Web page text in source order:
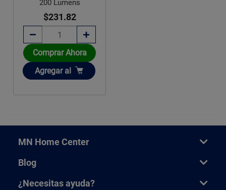
200 Lumens
$231.82
Comprar Ahora
Añadir
Agregar al
MN Home Center
Blog
¿Necesitas ayuda?